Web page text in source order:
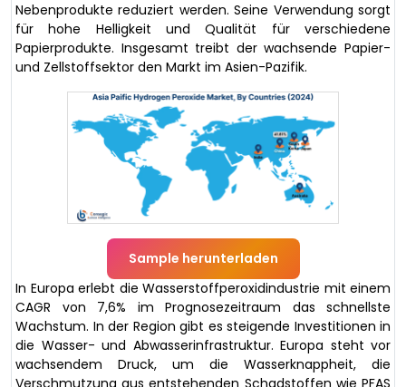
Nebenprodukte reduziert werden. Seine Verwendung sorgt
für hohe Helligkeit und Qualität für verschiedene
Papierprodukte. Insgesamt treibt der wachsende Papier-
und Zellstoffsektor den Markt im Asien-Pazifik.
Sample herunterladen
In Europa erlebt die Wasserstoffperoxidindustrie mit einem
CAGR von 7,6% im Prognosezeitraum das schnellste
Wachstum. In der Region gibt es steigende Investitionen in
die Wasser- und Abwasserinfrastruktur. Europa steht vor
wachsendem Druck, um die Wasserknappheit, die